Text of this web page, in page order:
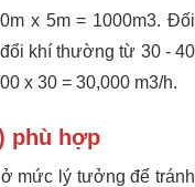
x 5m = 1000m3. Đối
khí thường từ 30 - 40
x 30 = 30,000 m3/h.
phù hợp
mức lý tưởng để tránh